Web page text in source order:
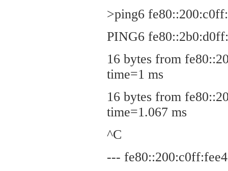
>ping6
PING6
16 bytes from
time=1 ms
16 bytes from
time=1.067 ms
^C
---